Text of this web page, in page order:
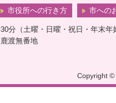
市役所への行き方 市への
分（土曜・日曜・祝日・年末年
渡無番地
Copyright ©